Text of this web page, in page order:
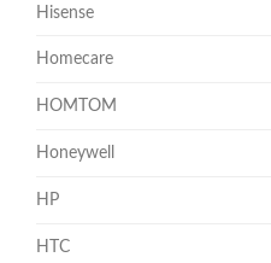
Hisense
Homecare
HOMTOM
Honeywell
HP
HTC